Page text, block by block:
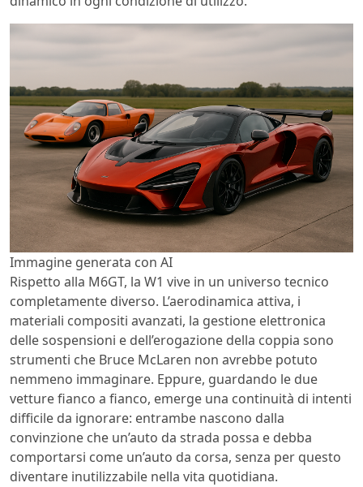
Immagine generata con AI
Rispetto alla M6GT, la W1 vive in un universo tecnico
completamente diverso. L’aerodinamica attiva, i
materiali compositi avanzati, la gestione elettronica
delle sospensioni e dell’erogazione della coppia sono
strumenti che Bruce McLaren non avrebbe potuto
nemmeno immaginare. Eppure, guardando le due
vetture fianco a fianco, emerge una continuità di intenti
difficile da ignorare: entrambe nascono dalla
convinzione che un’auto da strada possa e debba
comportarsi come un’auto da corsa, senza per questo
diventare inutilizzabile nella vita quotidiana.